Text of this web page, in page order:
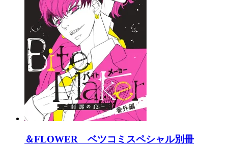
＆FLOWER ベツコミスペシャル別冊